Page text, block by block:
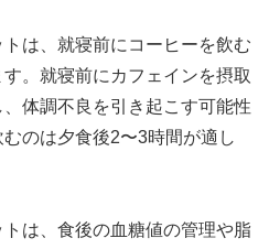
は、就寝前にコーヒーを飲む
。就寝前にカフェインを摂取
体調不良を引き起こす可能性
のは夕食後2〜3時間が適し
は、食後の血糖値の管理や脂